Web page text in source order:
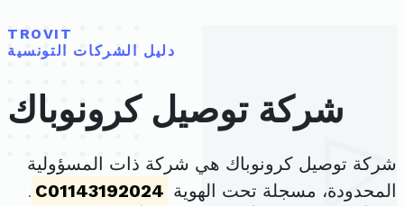
TROVIT
دليل الشركات التونسية
شركة توصيل كرونوباك
شركة توصيل كرونوباك هي شركة ذات المسؤولية
المحدودة، مسجلة تحت الهوية C01143192024
.